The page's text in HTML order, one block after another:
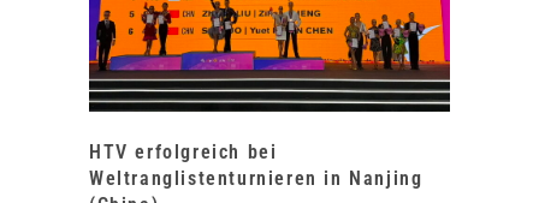
HTV erfolgreich bei
Weltranglistenturnieren in Nanjing